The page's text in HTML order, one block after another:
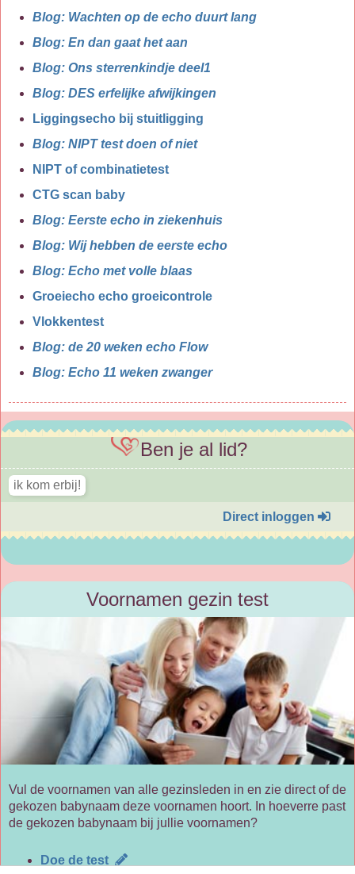
Blog: Wachten op de echo duurt lang
Blog: En dan gaat het aan
Blog: Ons sterrenkindje deel1
Blog: DES erfelijke afwijkingen
Liggingsecho bij stuitligging
Blog: NIPT test doen of niet
NIPT of combinatietest
CTG scan baby
Blog: Eerste echo in ziekenhuis
Blog: Wij hebben de eerste echo
Blog: Echo met volle blaas
Groeiecho echo groeicontrole
Vlokkentest
Blog: de 20 weken echo Flow
Blog: Echo 11 weken zwanger
Ben je al lid?
Direct inloggen
Voornamen gezin test
Vul de voornamen van alle gezinsleden in en zie direct of de
gekozen babynaam deze voornamen hoort. In hoeverre past
de gekozen babynaam bij jullie voornamen?
Doe de test